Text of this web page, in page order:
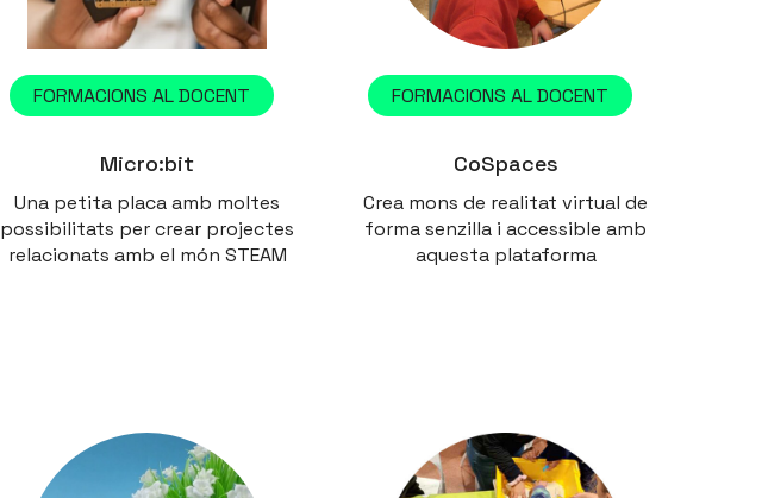
FORMACIONS AL DOCENT
Micro:bit
Una petita placa amb moltes
possibilitats per crear projectes
relacionats amb el món STEAM
FORMACIONS AL DOCENT
CoSpaces
Crea mons de realitat virtual de
forma senzilla i accessible amb
aquesta plataforma